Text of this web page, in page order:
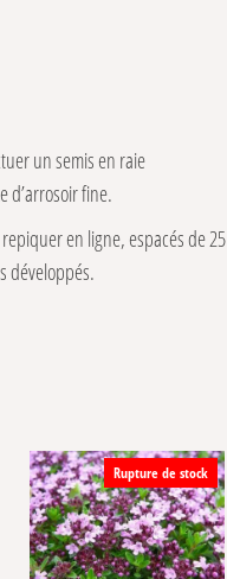
un semis en raie
d’arrosoir fine.
en ligne, espacés de 25
développés.
Rupture de stock